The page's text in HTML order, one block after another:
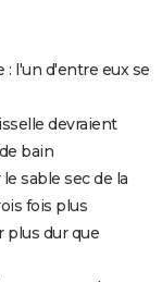
: l'un d'entre eux se
devraient
bain
sable sec de la
fois plus
plus dur que